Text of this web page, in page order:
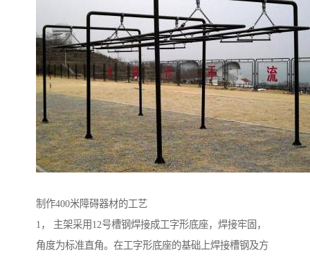
制作400米障碍器材的工艺
1， 主架采用12号槽钢焊接成工字形底座，焊接牢固，
角度为标准直角。在工字形底座的基础上焊接槽钢及方